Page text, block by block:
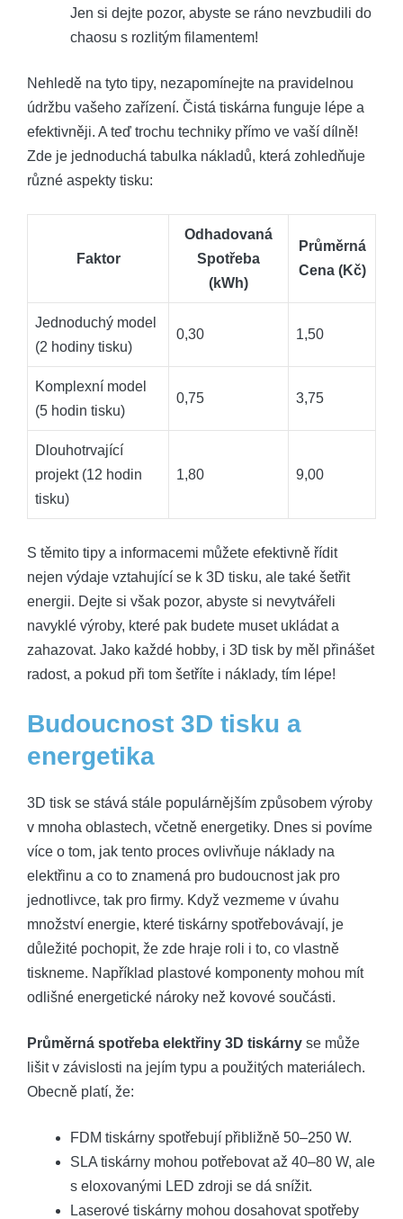
Jen si⁣ dejte‌ pozor, abyste se ráno nevzbudili do
chaosu s ⁤rozlitým ⁤filamentem!
Nehledě na tyto tipy, nezapomínejte na​ pravidelnou
údržbu vašeho zařízení. Čistá tiskárna⁢ funguje lépe a⁣
efektivněji. A teď⁢ trochu techniky přímo ve⁢ vaší dílně!
Zde je⁤ jednoduchá ⁣tabulka nákladů,⁤ která zohledňuje‌
různé ‌aspekty tisku:
Faktor
Odhadovaná
Spotřeba⁢
(kWh)
Průměrná
Cena (Kč)
Jednoduchý‌ model
(2 hodiny tisku)
0,30 1,50
Komplexní model
(5 hodin ‍tisku)
0,75 3,75
Dlouhotrvající
‍projekt (12 hodin⁣
tisku)
1,80 9,00
S těmito tipy⁤ a informacemi můžete efektivně řídit⁢
nejen výdaje vztahující se⁤ k 3D tisku, ‌ale také ​šetřit
energii. Dejte si však pozor, ⁣abyste si nevytvářeli
navyklé výroby, ⁣které pak budete muset ukládat a
zahazovat. Jako každé hobby, i 3D tisk by měl přinášet
radost,⁣ a pokud⁣ při tom šetříte⁣ i náklady, tím lépe!
Budoucnost 3D tisku a​
energetika
3D tisk se stává‌ stále populárnějším způsobem výroby
v mnoha oblastech, včetně energetiky. Dnes si ⁣povíme
více o​ tom, jak tento proces ovlivňuje náklady ‌na
elektřinu ⁣a co to znamená ⁢pro budoucnost jak pro
jednotlivce, ‌tak pro firmy. Když vezmeme v úvahu
⁣množství energie, které tiskárny spotřebovávají, je
důležité⁣ pochopit, ⁢že zde hraje roli i to, ​co vlastně
tiskneme. Například plastové komponenty mohou⁤ mít
odlišné energetické nároky než kovové součásti.
Průměrná spotřeba elektřiny 3D tiskárny se může
lišit v závislosti na jejím typu a použitých⁢ materiálech.
Obecně platí, že:
FDM tiskárny spotřebují přibližně 50–250 W.
SLA tiskárny mohou⁤ potřebovat ⁣až 40–80 W, ale
s eloxovanými LED zdroji se dá⁤ snížit.
Laserové tiskárny mohou dosahovat spotřeby